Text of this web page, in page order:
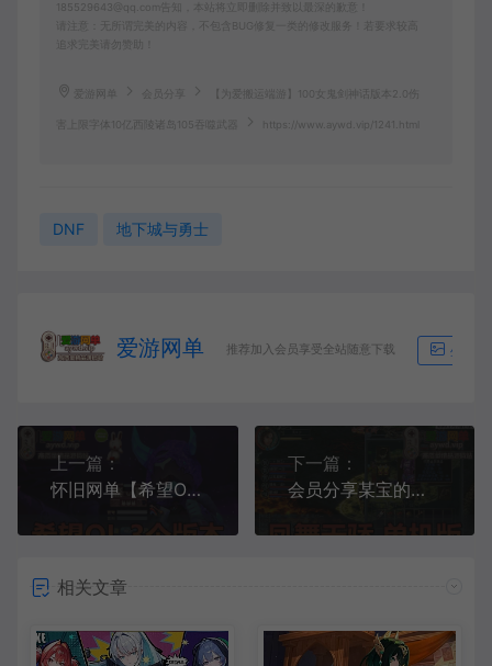
185529643@qq.com告知，本站将立即删除并致以最深的歉意！
请注意：无所谓完美的内容，不包含BUG修复一类的修改服务！若要求较高
追求完美请勿赞助！
爱游网单 【为爱搬运端游】100女鬼剑神话版本2.0伤
害上限字体10亿西陵诸岛105吞噬武器 https://www.aywd.vip/1241.html
DNF 地下城与勇士
爱游网单 推荐加入会员享受全站随意下载 生成海
上一篇：
怀旧网单【希望OL】一共收集了三个版本虚拟机端+视频教程+GM工具 【未实测 】
下一篇：
会员分享某宝的怀旧端游凤舞天骄V8065精华版200级新称号新地图新镶嵌
相关文章